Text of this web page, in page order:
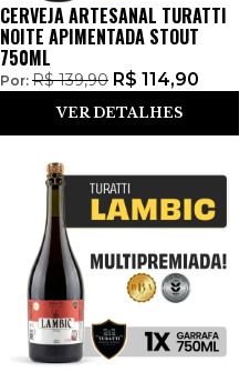
CERVEJA ARTESANAL TURATTI
NOITE APIMENTADA STOUT
750ML
Por: R$139,90 R$ 114,90
VER DETALHES